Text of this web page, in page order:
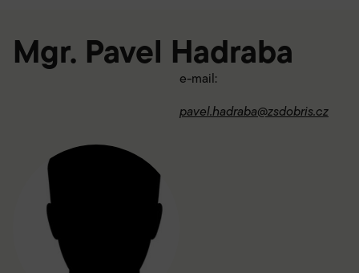
Mgr. Pavel Hadraba
e-mail:
pavel.hadraba@zsdobris.cz